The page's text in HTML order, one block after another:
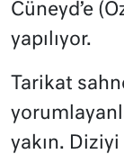
Cüneyd’e
yapılıyor.
Tarikat
yakın.